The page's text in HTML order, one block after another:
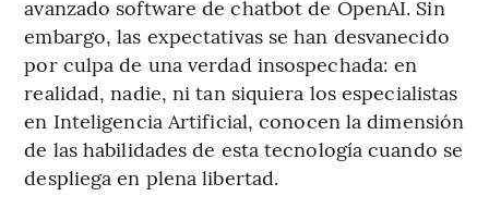
avanzado software de chatbot de OpenAI. Sin
embargo, las expectativas se han desvanecido
por culpa de una verdad insospechada: en
realidad, nadie, ni tan siquiera los especialistas
en Inteligencia Artificial, conocen la dimensión
de las habilidades de esta tecnología cuando se
despliega en plena libertad.